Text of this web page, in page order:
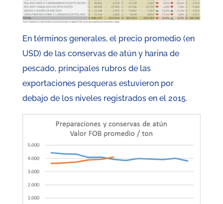
En términos generales, el precio promedio (en
USD) de las conservas de atún y harina de
pescado, principales rubros de las
exportaciones pesqueras estuvieron por
debajo de los niveles registrados en el 2015.